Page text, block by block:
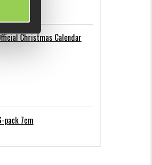
Christmas Calendar
pack 7cm